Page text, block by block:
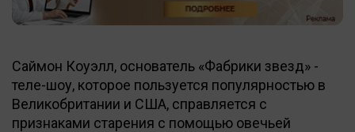
Саймон Коуэлл, основатель «Фабрики звезд» -
теле-шоу, которое пользуется популярностью в
Великобритании и США, справляется с
признаками старения с помощью овечьей